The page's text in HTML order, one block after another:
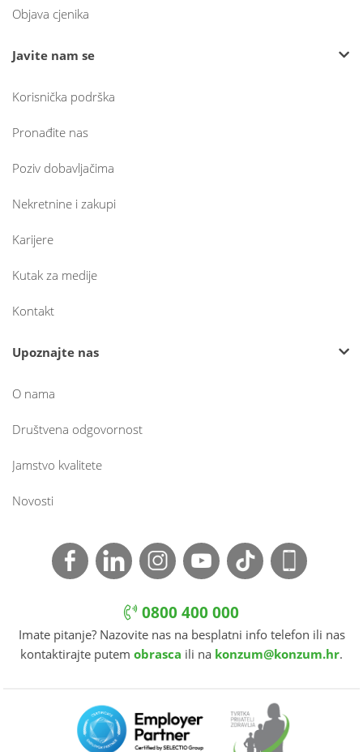
Objava cjenika
Javite nam se
Korisnička podrška
Pronađite nas
Poziv dobavljačima
Nekretnine i zakupi
Karijere
Kutak za medije
Kontakt
Upoznajte nas
O nama
Društvena odgovornost
Jamstvo kvalitete
Novosti
0800 400 000
Imate pitanje? Nazovite nas na besplatni info telefon ili nas
kontaktirajte putem obrasca ili na konzum@konzum.hr.